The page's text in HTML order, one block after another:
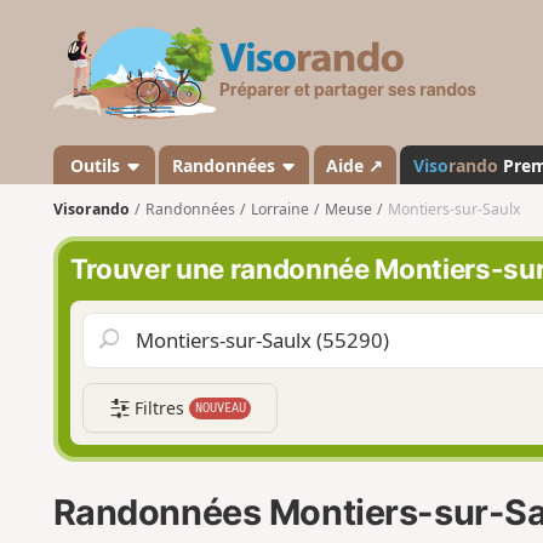
s
a
n
d
o
Outils Randonnées Aide ↗ Visorando
Visorando Randonnées Lorraine Meuse Montiers-sur-Saulx
Trouver une randonnée Montiers-
Filtres NOUVEAU
Randonnées Montiers-sur-